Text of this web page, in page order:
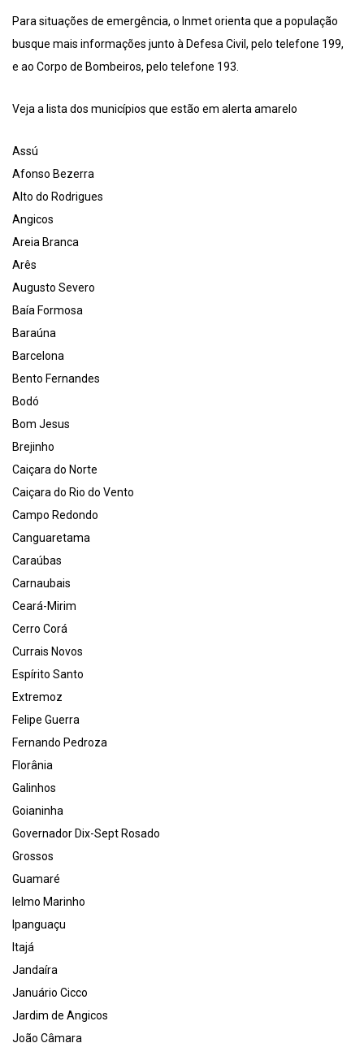
Para situações de emergência, o Inmet orienta que a população
busque mais informações junto à Defesa Civil, pelo telefone 199,
e ao Corpo de Bombeiros, pelo telefone 193.
Veja a lista dos municípios que estão em alerta amarelo
Assú
Afonso Bezerra
Alto do Rodrigues
Angicos
Areia Branca
Arês
Augusto Severo
Baía Formosa
Baraúna
Barcelona
Bento Fernandes
Bodó
Bom Jesus
Brejinho
Caiçara do Norte
Caiçara do Rio do Vento
Campo Redondo
Canguaretama
Caraúbas
Carnaubais
Ceará-Mirim
Cerro Corá
Currais Novos
Espírito Santo
Extremoz
Felipe Guerra
Fernando Pedroza
Florânia
Galinhos
Goianinha
Governador Dix-Sept Rosado
Grossos
Guamaré
Ielmo Marinho
Ipanguaçu
Itajá
Jandaíra
Januário Cicco
Jardim de Angicos
João Câmara